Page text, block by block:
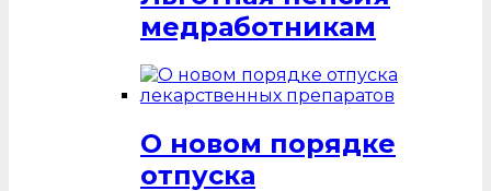
медработникам
О новом порядке
отпуска